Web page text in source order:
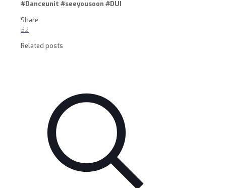
#Danceunit #seeyousoon #DUI
Share
32
Related posts